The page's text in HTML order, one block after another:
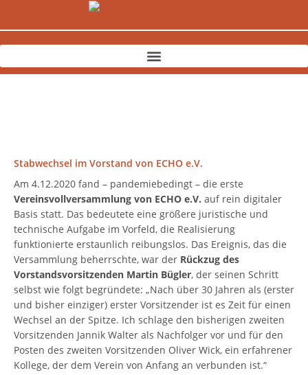
Stabwechsel im Vorstand von ECHO e.V.
Am 4.12.2020 fand – pandemiebedingt – die erste
Vereinsvollversammlung von ECHO e.V. auf rein digitaler
Basis statt. Das bedeutete eine größere juristische und
technische Aufgabe im Vorfeld, die Realisierung
funktionierte erstaunlich reibungslos. Das Ereignis, das die
Versammlung beherrschte, war der Rückzug des
Vorstandsvorsitzenden Martin Bügler, der seinen Schritt
selbst wie folgt begründete: „Nach über 30 Jahren als (erster
und bisher einziger) erster Vorsitzender ist es Zeit für einen
Wechsel an der Spitze. Ich schlage den bisherigen zweiten
Vorsitzenden Jannik Walter als Nachfolger vor und für den
Posten des zweiten Vorsitzenden Oliver Wick, ein erfahrener
Kollege, der dem Verein von Anfang an verbunden ist.“